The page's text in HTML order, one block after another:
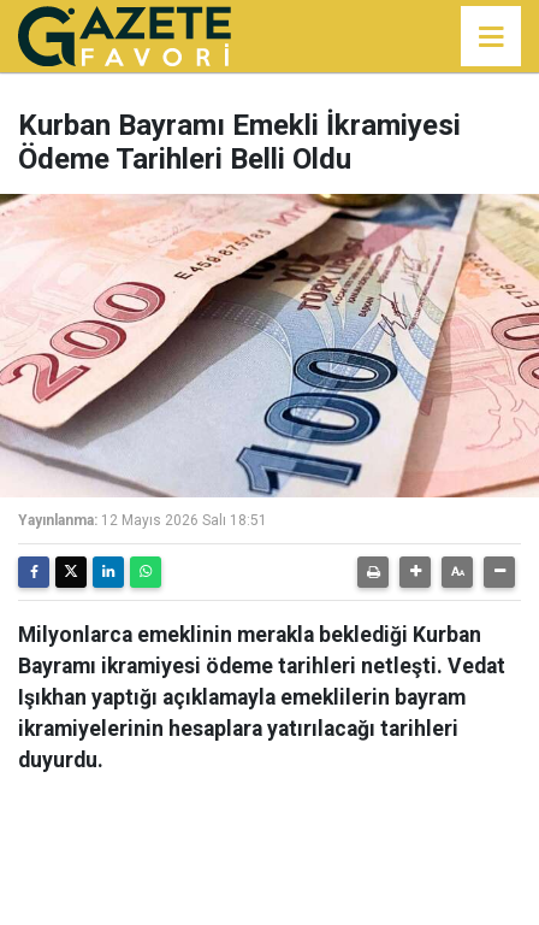
Kurban Bayramı Emekli İkramiyesi
Ödeme Tarihleri Belli Oldu
Yayınlanma: 12 Mayıs 2026 Salı 18:51
Milyonlarca emeklinin merakla beklediği Kurban
Bayramı ikramiyesi ödeme tarihleri netleşti. Vedat
Işıkhan yaptığı açıklamayla emeklilerin bayram
ikramiyelerinin hesaplara yatırılacağı tarihleri
duyurdu.